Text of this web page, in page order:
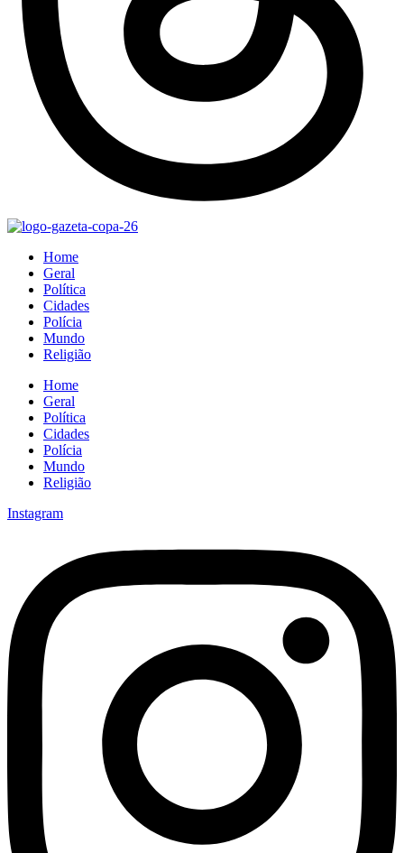
Home
Geral
Política
Cidades
Polícia
Mundo
Religião
Home
Geral
Política
Cidades
Polícia
Mundo
Religião
Instagram